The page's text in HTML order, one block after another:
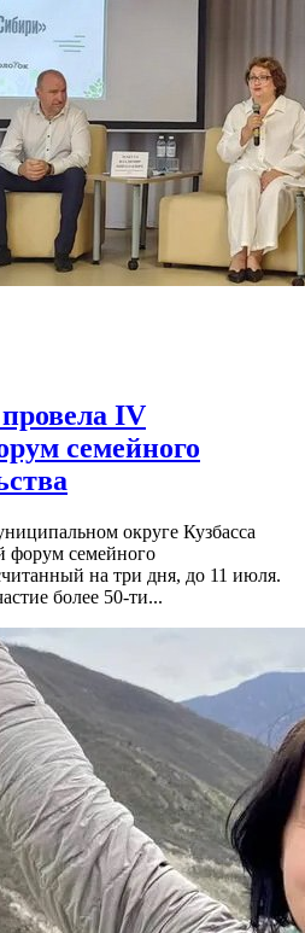
IV
семейного
округе Кузбасса
форум семейного
на три дня, до 11 июля.
более 50-ти...